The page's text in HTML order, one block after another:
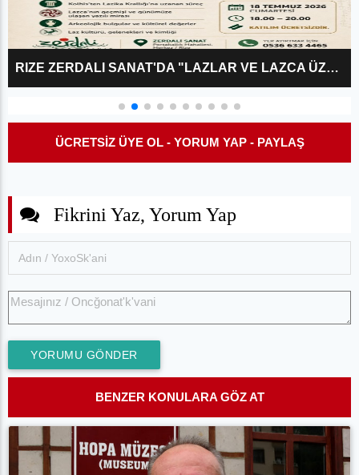
MEKALESKIRIT: DOĞU KARADENIZ’IN KAYIP ARKAIK BAŞKENTI
ÜCRETSİZ ÜYE OL - YORUM YAP - PAYLAŞ
Fikrini Yaz, Yorum Yap
YORUMU GÖNDER
BENZER KONULARA GÖZ AT